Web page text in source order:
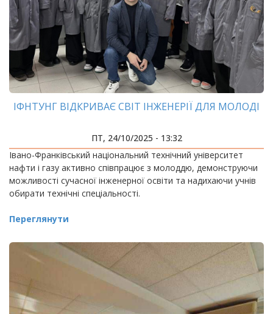
ІФНТУНГ ВІДКРИВАЄ СВІТ ІНЖЕНЕРІЇ ДЛЯ МОЛОДІ
ПТ, 24/10/2025 - 13:32
Івано-Франківський національний технічний університет
нафти і газу активно співпрацює з молоддю, демонструючи
можливості сучасної інженерної освіти та надихаючи учнів
обирати технічні спеціальності.
Переглянути